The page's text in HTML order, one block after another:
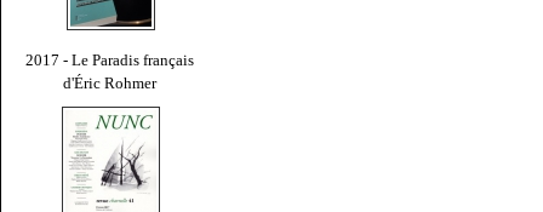
2017 - Le Paradis français
d'Éric Rohmer